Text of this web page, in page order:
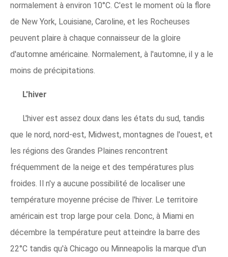
normalement à environ 10°C. C'est le moment où la flore
de New York, Louisiane, Caroline, et les Rocheuses
peuvent plaire à chaque connaisseur de la gloire
d'automne américaine. Normalement, à l'automne, il y a le
moins de précipitations.
L'hiver
L'hiver est assez doux dans les états du sud, tandis
que le nord, nord-est, Midwest, montagnes de l'ouest, et
les régions des Grandes Plaines rencontrent
fréquemment de la neige et des températures plus
froides. Il n'y a aucune possibilité de localiser une
température moyenne précise de l'hiver. Le territoire
américain est trop large pour cela. Donc, à Miami en
décembre la température peut atteindre la barre des
22°C tandis qu'à Chicago ou Minneapolis la marque d'un